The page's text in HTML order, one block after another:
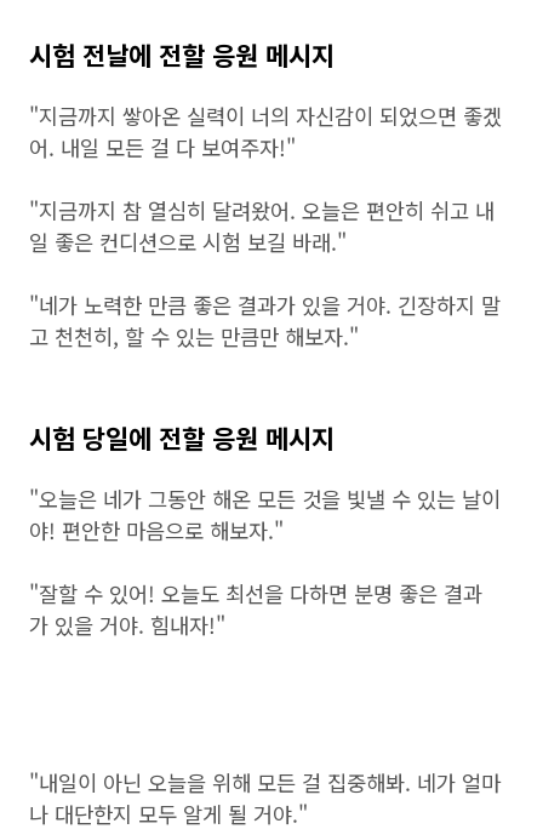
시험 전날에 전할 응원 메시지
"지금까지 쌓아온 실력이 너의 자신감이 되었으면 좋겠
어. 내일 모든 걸 다 보여주자!"
"지금까지 참 열심히 달려왔어. 오늘은 편안히 쉬고 내
일 좋은 컨디션으로 시험 보길 바래."
"네가 노력한 만큼 좋은 결과가 있을 거야. 긴장하지 말
고 천천히, 할 수 있는 만큼만 해보자."
시험 당일에 전할 응원 메시지
"오늘은 네가 그동안 해온 모든 것을 빛낼 수 있는 날이
야! 편안한 마음으로 해보자."
"잘할 수 있어! 오늘도 최선을 다하면 분명 좋은 결과
가 있을 거야. 힘내자!"
"내일이 아닌 오늘을 위해 모든 걸 집중해봐. 네가 얼마
나 대단한지 모두 알게 될 거야."